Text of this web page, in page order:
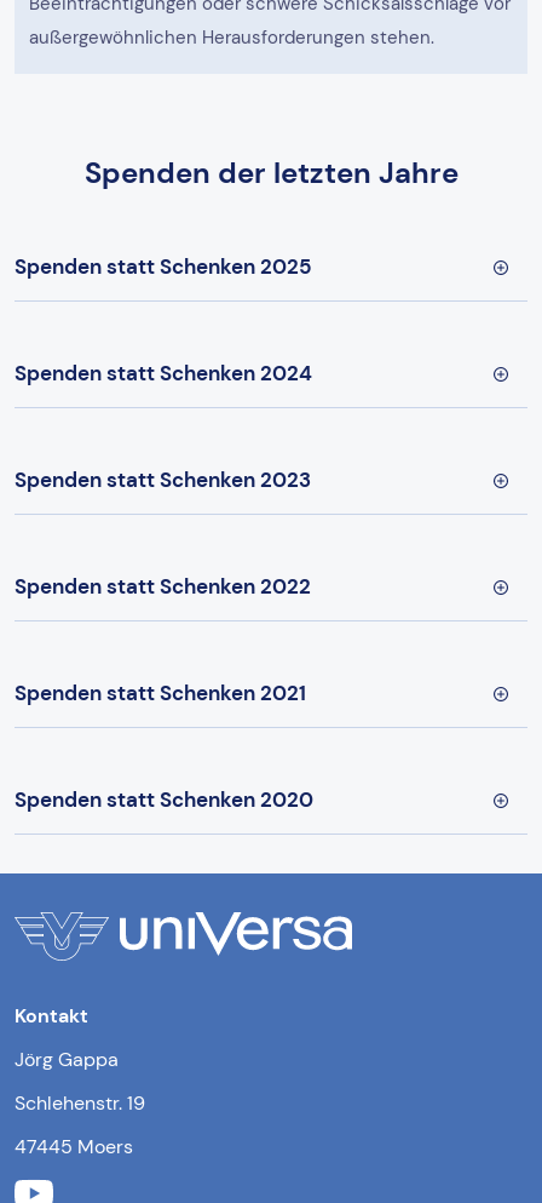
außergewöhnlichen Herausforderungen stehen.
Spenden der letzten Jahre
Spenden statt Schenken 2025
Spenden statt Schenken 2024
Spenden statt Schenken 2023
Spenden statt Schenken 2022
Spenden statt Schenken 2021
Spenden statt Schenken 2020
Kontakt
Jörg Gappa
Schlehenstr. 19
47445 Moers